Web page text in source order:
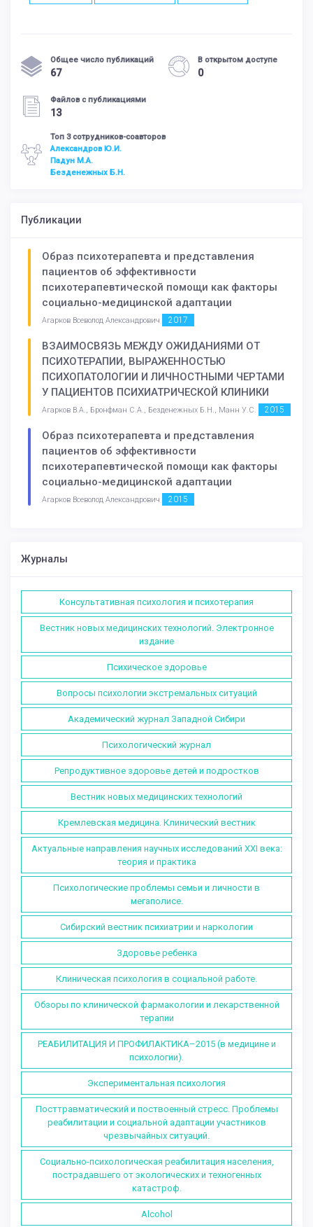
Общее число публикаций
67
В открытом доступе
0
Файлов с публикациями
13
Топ 3 сотрудников-соавторов
Александров Ю.И.
Падун М.А.
Безденежных Б.Н.
Публикации
Образ психотерапевта и представления
пациентов об эффективности
психотерапевтической помощи как факторы
социально-медицинской адаптации
Агарков Всеволод Александрович 2017
ВЗАИМОСВЯЗЬ МЕЖДУ ОЖИДАНИЯМИ ОТ
ПСИХОТЕРАПИИ, ВЫРАЖЕННОСТЬЮ
ПСИХОПАТОЛОГИИ И ЛИЧНОСТНЫМИ ЧЕРТАМИ
У ПАЦИЕНТОВ ПСИХИАТРИЧЕСКОЙ КЛИНИКИ
Агарков В.А., Бронфман С.А., Безденежных Б.Н., Манн У.С. 2015
Образ психотерапевта и представления
пациентов об эффективности
психотерапевтической помощи как факторы
социально-медицинской адаптации
Агарков Всеволод Александрович 2015
Журналы
Консультативная психология и психотерапия
Вестник новых медицинских технологий. Электронное
издание
Психическое здоровье
Вопросы психологии экстремальных ситуаций
Академический журнал Западной Сибири
Психологический журнал
Репродуктивное здоровье детей и подростков
Вестник новых медицинских технологий
Кремлевская медицина. Клинический вестник
Актуальные направления научных исследований XXI века:
теория и практика
Психологические проблемы семьи и личности в
мегаполисе.
Сибирский вестник психиатрии и наркологии
Здоровье ребенка
Клиническая психология в социальной работе.
Обзоры по клинической фармакологии и лекарственной
терапии
РЕАБИЛИТАЦИЯ И ПРОФИЛАКТИКА–2015 (в медицине и
психологии).
Экспериментальная психология
Посттравматический и поствоенный стресс. Проблемы
реабилитации и социальной адаптации участников
чрезвычайных ситуаций.
Социально-психологическая реабилитация населения,
пострадавшего от экологических и техногенных
катастроф.
Alcohol